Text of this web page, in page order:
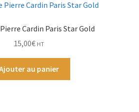
Cardin Paris Star Gold
15,00€ HT
au panier